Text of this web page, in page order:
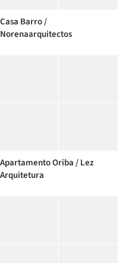
Casa Barro /
Norenaarquitectos
Apartamento Oriba / Lez
Arquitetura